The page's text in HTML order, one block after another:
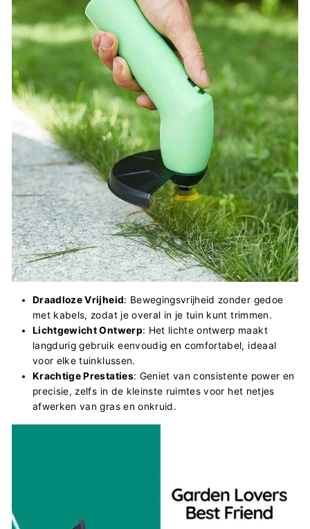
Draadloze Vrijheid: Bewegingsvrijheid zonder gedoe
met kabels, zodat je overal in je tuin kunt trimmen.
Lichtgewicht Ontwerp: Het lichte ontwerp maakt
langdurig gebruik eenvoudig en comfortabel, ideaal
voor elke tuinklussen.
Krachtige Prestaties: Geniet van consistente power en
precisie, zelfs in de kleinste ruimtes voor het netjes
afwerken van gras en onkruid.